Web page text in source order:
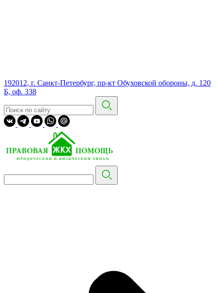
192012, г. Санкт-Петербург, пр-кт Обуховской обороны, д. 120
Б, оф. 338